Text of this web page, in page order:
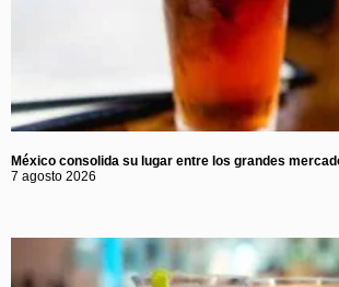
México consolida su lugar entre los grandes
7 agosto 2026